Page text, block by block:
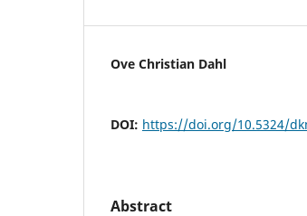
Ove Christian Dahl
DOI: https://doi.org/10.5324/
Abstract